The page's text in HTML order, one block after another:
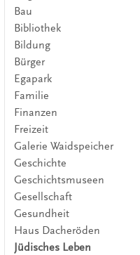
Bau
Bibliothek
Bildung
Bürger
Egapark
Familie
Finanzen
Freizeit
Galerie Waidspeicher
Geschichte
Geschichtsmuseen
Gesellschaft
Gesundheit
Haus Dacheröden
Jüdisches Leben